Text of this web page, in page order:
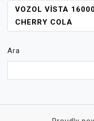
YAZI
GEZINMESI
VOZOL VISTA
CHERRY COLA
Ara